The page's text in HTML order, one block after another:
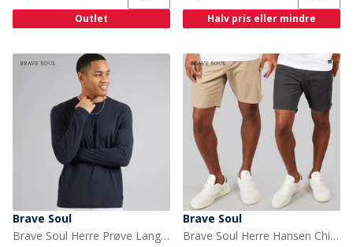
Outlet Halv pris eller mindre
Brave Soul
Brave Soul Herre Prøve Langærmet Top Marineblå
Brave Soul
Brave Soul Herre Hansen Chino Shorts Topak Dark Navy/Stone